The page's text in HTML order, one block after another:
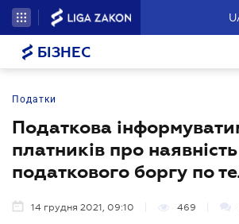
БІЗНЕС
Податки
Податкова
платників про наявність
податкового боргу по
14 грудня 2021, 09:10 469